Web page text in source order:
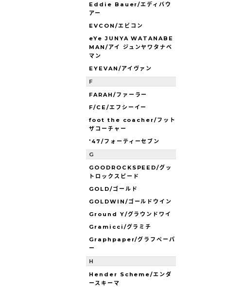
Eddie Bauer/エディバウ
アー
EVCON/エビコン
eYe JUNYA WATANABE
MAN/アイ ジュンヤワタナベ
マン
EYEVAN/アイヴァン
F
FARAH/ファーラー
F/CE/エフシーイー
foot the coacher/フット
ザコーチャー
'47/フォーティーセブン
G
GOODROCKSPEED/グッ
トロックスピード
GOLD/ゴールド
GOLDWIN/ゴールドウイン
Ground Y/グラウンドワイ
Gramicci/グラミチ
Graphpaper/グラフペーパ
ー
H
Hender Scheme/エンダ
ースキーマ